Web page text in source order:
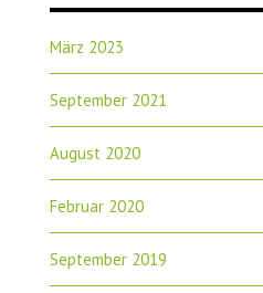
März 2023
September 2021
August 2020
Februar 2020
September 2019